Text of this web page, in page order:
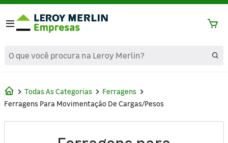
text.skipToContent
text.skipToNavigation
Todas As Categorias
Ferragens
Ferragens Para Movimentação De Cargas/Pesos